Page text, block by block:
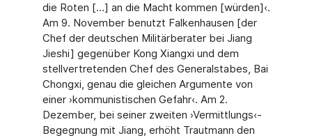
die Roten […] an die Macht kommen [würden]‹.
Am 9. November benutzt Falkenhausen [der
Chef der deutschen Militärberater bei Jiang
Jieshi] gegenüber Kong Xiangxi und dem
stellvertretenden Chef des Generalstabes, Bai
Chongxi, genau die gleichen Argumente von
einer ›kommunistischen Gefahr‹. Am 2.
Dezember, bei seiner zweiten ›Vermittlungs‹-
Begegnung mit Jiang, erhöht Trautmann den